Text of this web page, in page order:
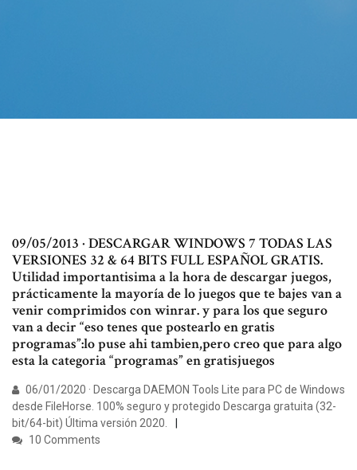
09/05/2013 · DESCARGAR WINDOWS 7 TODAS LAS
VERSIONES 32 & 64 BITS FULL ESPAÑOL GRATIS.
Utilidad importantisima a la hora de descargar juegos,
prácticamente la mayoría de lo juegos que te bajes van a
venir comprimidos con winrar. y para los que seguro
van a decir “eso tenes que postearlo en gratis
programas”:lo puse ahi tambien,pero creo que para algo
esta la categoria “programas” en gratisjuegos
06/01/2020 · Descarga DAEMON Tools Lite para PC de Windows
desde FileHorse. 100% seguro y protegido Descarga gratuita (32-
bit/64-bit) Última versión 2020.
10 Comments